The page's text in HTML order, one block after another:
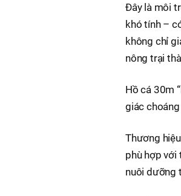
Đây là môi
khó tính –
không chỉ
nông trại
Hồ cá 30m
giác
Thương
phù hợp với
nuôi dưỡng